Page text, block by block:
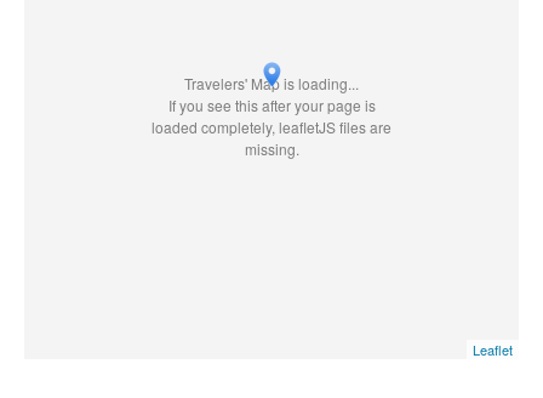
Travelers' Map is loading...
If you see this after your page is
loaded completely, leafletJS files are
missing.
Leaflet